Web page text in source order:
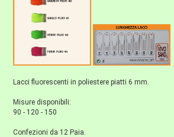
Lacci fluorescenti in poliestere piatti 6 mm.
Misure disponibili:
90 - 120 - 150
Confezioni da 12 Paia.